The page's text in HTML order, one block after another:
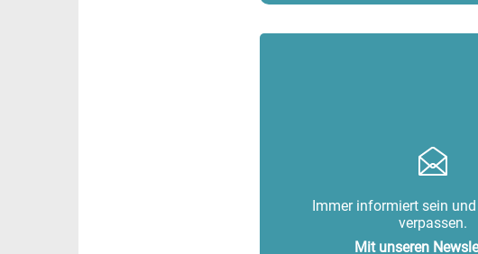
Immer informiert sein
verpassen.
Mit unseren